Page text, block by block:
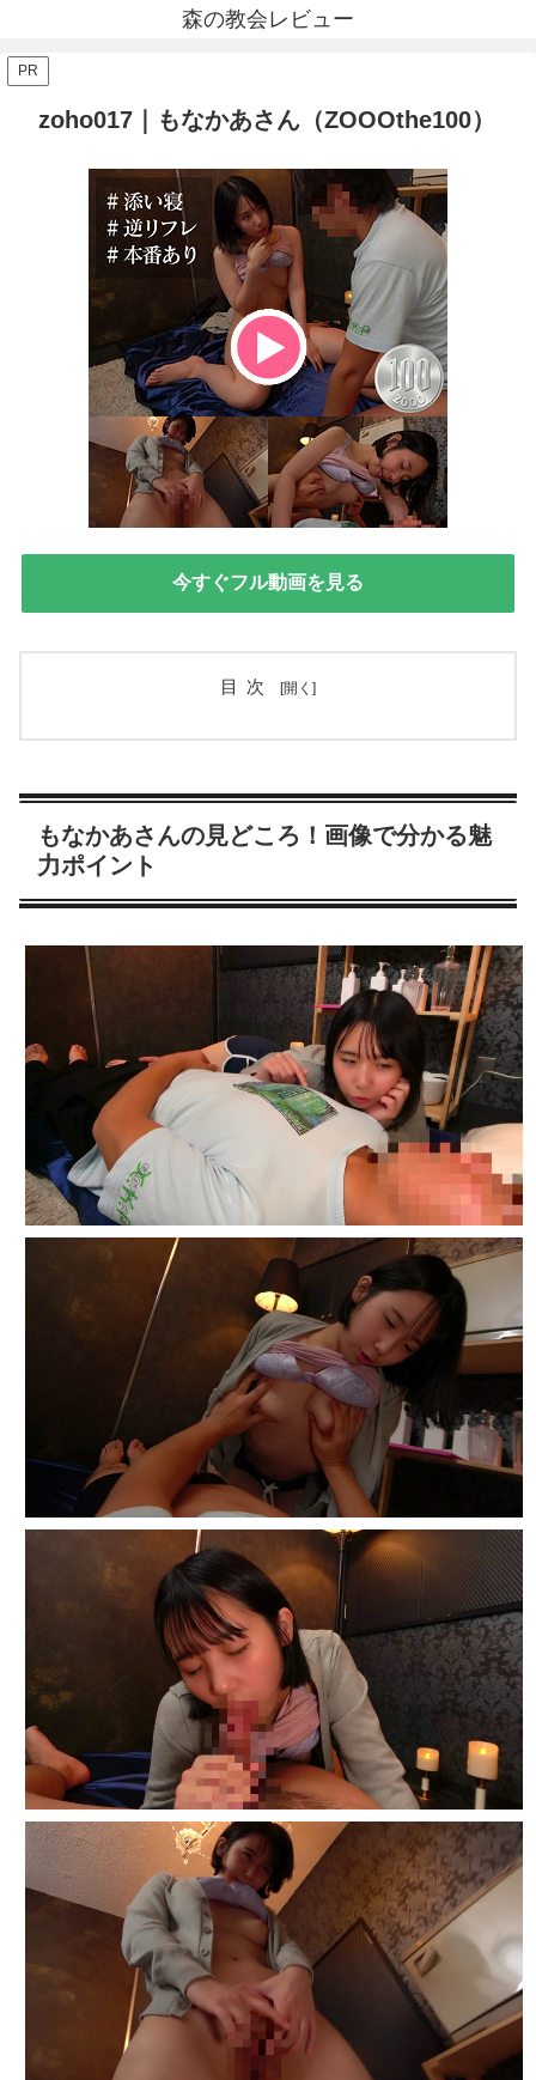
森の教会レビュー
PR
zoho017｜もなかあさん（ZOOOthe100）
今すぐフル動画を見る
目次
もなかあさんの見どころ！画像で分かる魅
力ポイント